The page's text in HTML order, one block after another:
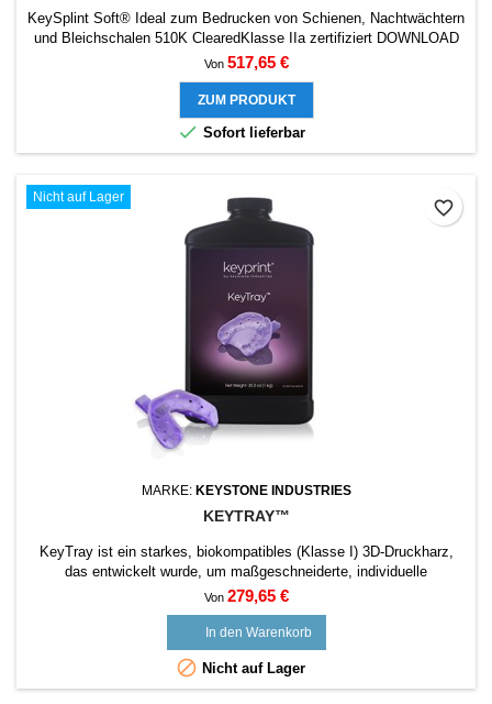
KeySplint Soft® Ideal zum Bedrucken von Schienen, Nachtwächtern
und Bleichschalen 510K ClearedKlasse IIa zertifiziert DOWNLOAD
PRESETS KEYPRINT
Von Preis
517,65 €
ZUM PRODUKT
 Sofort lieferbar
Nicht auf Lager
MARKE: KEYSTONE INDUSTRIES
KEYTRAY™
KeyTray ist ein starkes, biokompatibles (Klasse I) 3D-Druckharz,
das entwickelt wurde, um maßgeschneiderte, individuelle
Abdruckfächer schnell und präzise zu erstellen. Das Material ist
stark und langlebig, um den Kräften standzuhalten, einen
Patientenabdruck zu nehmen und das Tablett aus der Mundhöhle zu
entfernen. Es ist mit allen Arten von...
Von Preis
279,65 €
In den Warenkorb
 Nicht auf Lager
favorite_border